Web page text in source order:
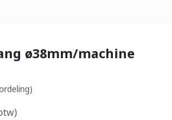
ø38mm/machine